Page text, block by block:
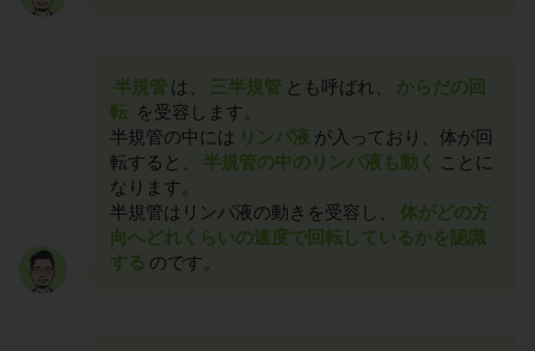
半規管 は、 三半規管 とも呼ばれ、
からだの回
転 を受容します。
半規管の中には リンパ液 が入っており、体が回
転すると、
半規管の中のリンパ液も動く
ことに
なります。
半規管はリンパ液の動きを受容し、
体がどの方
向へどれくらいの速度で回転しているかを認識
する のです。